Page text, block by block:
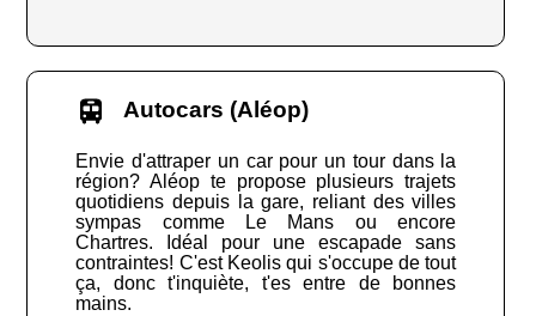
Autocars (Aléop)
Envie d'attraper un car pour un tour dans la
région? Aléop te propose plusieurs trajets
quotidiens depuis la gare, reliant des villes
sympas comme Le Mans ou encore
Chartres. Idéal pour une escapade sans
contraintes! C'est Keolis qui s'occupe de tout
ça, donc t'inquiète, t'es entre de bonnes
mains.